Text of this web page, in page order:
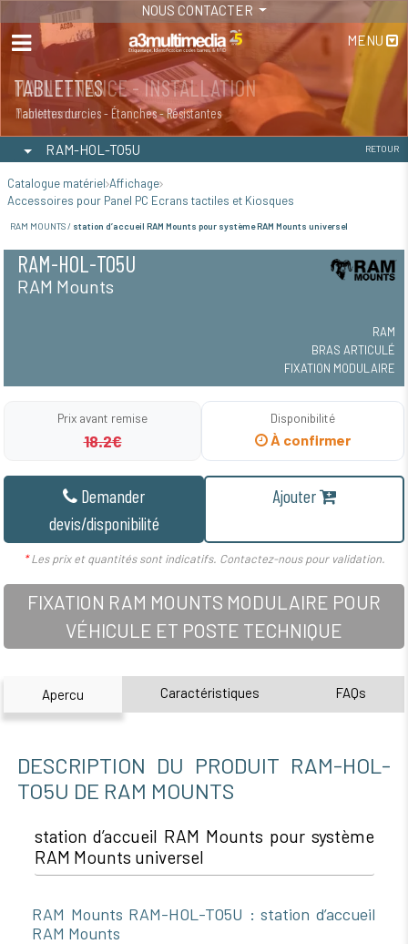
NOUS CONTACTER
MENU
MAINTENANCE - INSTALLATION
Maintenance
TABLETTES
Tablettes durcies - Étanches - Résistantes
RAM-HOL-TO5U RETOUR
Catalogue matériel Affichage
Accessoires pour Panel PC Ecrans tactiles et Kiosques
RAM MOUNTS / station d’accueil RAM Mounts pour système RAM Mounts universel
RAM-HOL-TO5U
RAM Mounts
RAM
BRAS ARTICULÉ
FIXATION MODULAIRE
Prix avant remise
18.2€
Disponibilité
À confirmer
Demander
devis/disponibilité
Ajouter
*Les prix et quantités sont indicatifs. Contactez-nous pour validation.
FIXATION RAM MOUNTS MODULAIRE POUR
VÉHICULE ET POSTE TECHNIQUE
Apercu Caractéristiques FAQs
DESCRIPTION DU PRODUIT RAM-HOL-
TO5U DE RAM MOUNTS
station d’accueil RAM Mounts pour système
RAM Mounts universel
RAM Mounts RAM-HOL-TO5U : station d’accueil
RAM Mounts